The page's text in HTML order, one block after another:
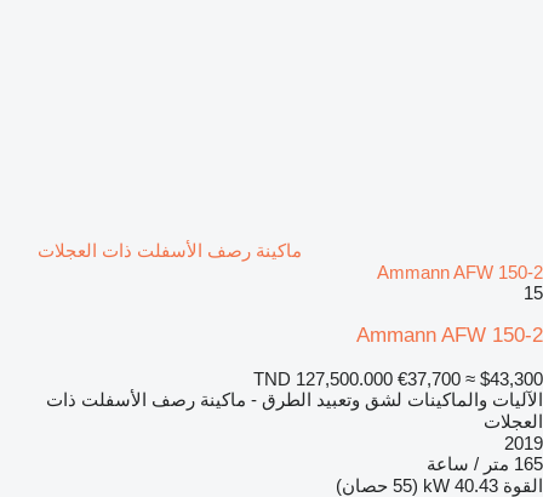
ماكينة رصف الأسفلت ذات العجلات
Ammann AFW 150-2
15
Ammann AFW 150-2
TND 127,500.000 €37,700 ≈ $43,300
الآليات والماكينات لشق وتعبيد الطرق - ماكينة رصف الأسفلت ذات
العجلات
2019
165 متر / ساعة
القوة 40.43 kW (55 حصان)